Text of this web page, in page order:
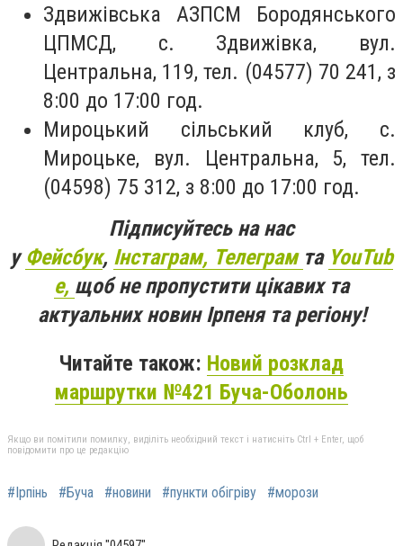
Здвижівська АЗПСМ Бородянського
ЦПМСД, с. Здвижівка, вул.
Центральна, 119, тел. (04577) 70 241, з
8:00 до 17:00 год.
Мироцький сільський клуб, с.
Мироцьке, вул. Центральна, 5, тел.
(04598) 75 312, з 8:00 до 17:00 год.
Підписуйтесь на нас
уФейсбук, Інстаграм, Телеграм та YouTub
e, щоб не пропустити цікавих та
актуальних новин Ірпеня та регіону!
Читайте також: Новий розклад
маршрутки №421 Буча-Оболонь
Якщо ви помітили помилку, виділіть необхідний текст і натисніть Ctrl + Enter, щоб
повідомити про це редакцію
#Ірпінь #Буча #новини #пункти обігріву #морози